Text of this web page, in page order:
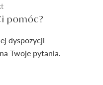
pomóc?
dyspozycji
Twoje pytania.